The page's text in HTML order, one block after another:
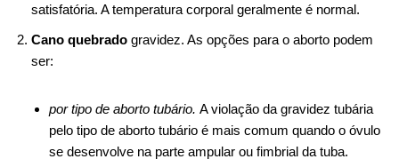
satisfatória. A temperatura corporal geralmente é normal.
Cano quebrado gravidez. As opções para o aborto podem
ser:
por tipo de aborto tubário. A violação da gravidez tubária
pelo tipo de aborto tubário é mais comum quando o óvulo
se desenvolve na parte ampular ou fimbrial da tuba.